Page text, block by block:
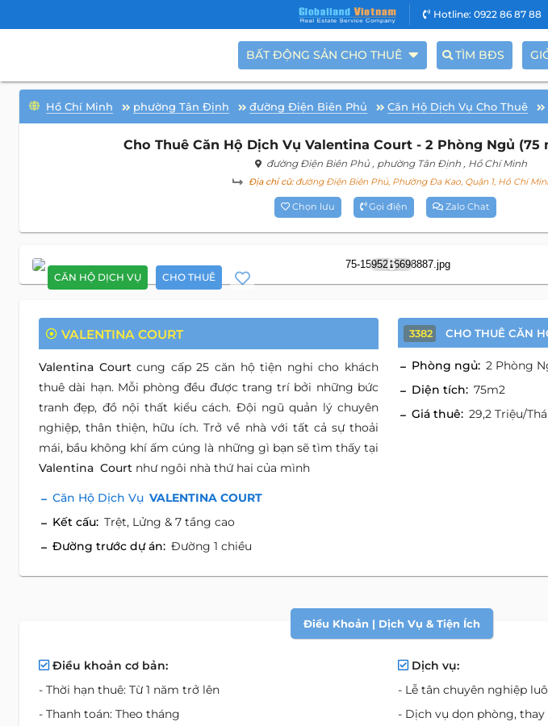
Hotline: 0922 86 87 88
BẤT ĐỘNG SẢN CHO THUÊ TÌM BĐS
Hồ Chí Minh phường Tân Định đường Điện Biên Phủ Căn Hộ Dịch Vụ Cho Thuê
Cho Thuê Căn Hộ Dịch Vụ Valentina Court - 2 Phòng Ngủ (75
đường Điện Biên Phủ , phường Tân Định , Hồ Chí Minh
Địa chỉ cũ:đường Điện Biên Phủ, Phường Đa Kao, Quận 1, Hồ Chí
Chọn lưu Gọi điện Zalo Chat
CĂN HỘ DỊCH VỤ CHO THUÊ
6
VALENTINA COURT
Valentina Courtcung cấp 25 căn hộ tiện nghi cho khách
thuê dài hạn. Mỗi phòng đều được trang trí bởi những bức
tranh đẹp, đồ nội thất kiểu cách. Đội ngũ quản lý chuyên
nghiệp, thân thiện, hữu ích. Trở về nhà với tất cả sự thoải
mái, bầu không khí ấm cúng là những gì bạn sẽ tìm thấy tại
Valentina Court như ngôi nhà thứ hai của mình
Căn Hộ Dịch Vụ VALENTINA COURT
Kết cấu: Trệt, Lửng & 7 tầng cao
Đường trước dự án: Đường 1 chiều
3382 CHO THUÊ CĂN
Phòng ngủ: 2 Phòng
Diện tích: 75m2
Giá thuê: 29,2 Triệu/
Điều Khoản | Dịch Vụ & Tiện Ích
Điều khoản cơ bản:
- Thời hạn thuê: Từ 1 năm trở lên
- Thanh toán: Theo tháng
Dịch vụ:
- Lễ tân chuyên nghiệp
- Dịch vụ dọn phòng,